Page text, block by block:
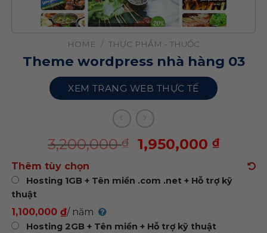
HOME / THỰC PHẨM - THUỐC
Theme wordpress nhà hàng 03
XEM TRANG WEB THỰC TẾ
3,200,000₫ 1,950,000 ₫
Thêm tùy chọn
Hosting 1GB + Tên miền .com .net + Hỗ trợ kỹ
thuật
1,100,000 ₫/ năm
Hosting 2GB + Tên miền + Hỗ trợ kỹ thuật